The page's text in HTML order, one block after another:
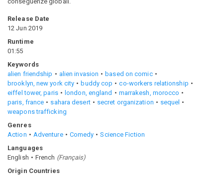
Release Date
12 Jun 2019
Runtime
01:55
Keywords
alien friendship
alien invasion
based on comic
brooklyn, new york city
buddy cop
co-workers relationship
eiffel tower, paris
london, england
marrakesh, morocco
paris, france
sahara desert secret organization
sequel
weapons trafficking
Genres
Action
Adventure Comedy
Science Fiction
Languages
English
French (Français)
Origin Countries